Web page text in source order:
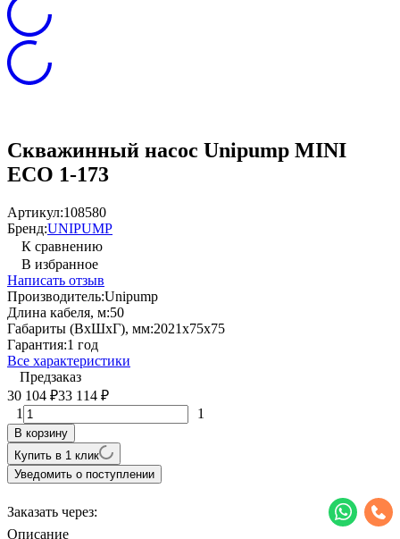
Скважинный насос Unipump MINI
ECO 1-173
Артикул:108580
Бренд:UNIPUMP
К сравнению
В избранное
Написать отзыв
Производитель:Unipump
Длина кабеля, м:50
Габариты (ВхШхГ), мм:2021х75х75
Гарантия:1 год
Все характеристики
Предзаказ
30 104 ₽33 114 ₽
1 1
В корзину
Купить в 1 клик
Уведомить о поступлении
Заказать через:
Описание